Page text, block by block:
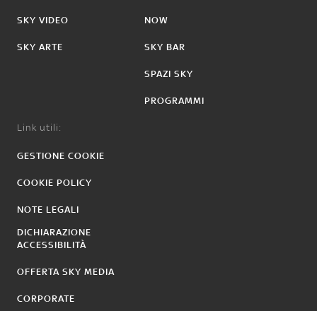
SKY VIDEO
SKY ARTE
NOW
SKY BAR
SPAZI SKY
PROGRAMMI
Link utili:
GESTIONE COOKIE
COOKIE POLICY
NOTE LEGALI
DICHIARAZIONE
ACCESSIBILITÀ
OFFERTA SKY MEDIA
CORPORATE